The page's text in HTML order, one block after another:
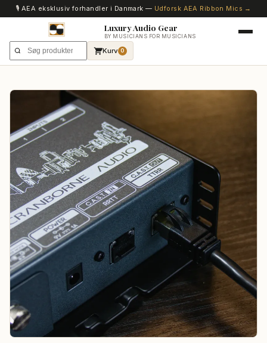
🎙️ AEA eksklusiv forhandler i Danmark — Udforsk AEA Ribbon Mics →
Luxury Audio Gear
BY MUSICIANS FOR MUSICIANS
Kurv 0